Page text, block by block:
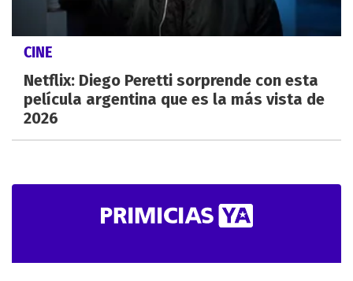
CINE
Netflix: Diego Peretti sorprende con esta
película argentina que es la más vista de
2026